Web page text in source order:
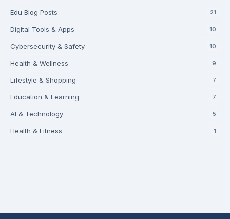
Edu Blog Posts 21
Digital Tools & Apps 10
Cybersecurity & Safety 10
Health & Wellness 9
Lifestyle & Shopping 7
Education & Learning 7
AI & Technology 5
Health & Fitness 1